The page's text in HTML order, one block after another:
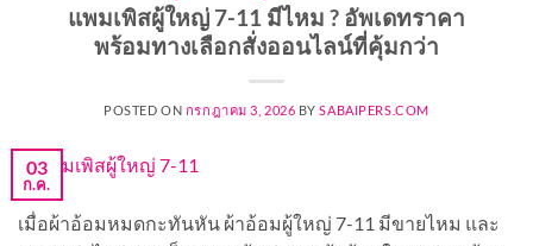
แพมเพิสผู้ใหญ่ 7-11 มีไหม ? อัพเดทราคา
พร้อมทางเลือกสั่งออนไลน์ที่คุ้มกว่า
POSTED ON กรกฎาคม 3, 2026 BYSABAIPERS.COM
03
ก.ค.
เมื่อผ้าอ้อมหมดกะทันหัน ผ้าอ้อมผู้ใหญ่ 7-11 มีขายไหม และ